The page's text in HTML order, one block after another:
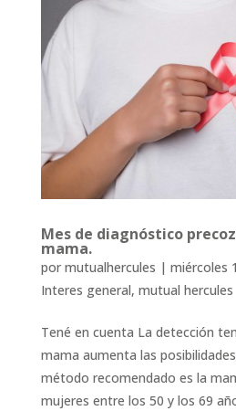
Mes de diagnóstico
mama.
por mutualhercules | miércoles
Interes general, mutual hercules
Tené en cuenta La detección
mama aumenta las
método recomendado es la
mujeres entre los 50 y los 69